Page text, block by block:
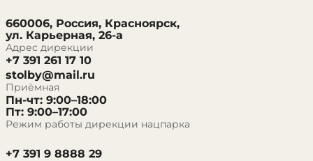
660006, Россия, Красноярск,
ул. Карьерная, 26-а
Адрес дирекции
+7 391 261 17 10
stolby@mail.ru
Приёмная
Пн-чт: 9:00–18:00
Пт: 9:00–17:00
Режим работы дирекции нацпарка
+7 391 9 8888 29